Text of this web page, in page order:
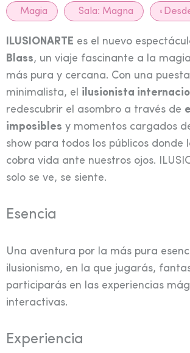
Magia Sala: Magna
ILUSIONARTE es el nuevo
Blass, un viaje fascinante a la
más pura y cercana. Con una
minimalista, el ilusionista
redescubrir el asombro a través de
imposibles y momentos cargados
show para todos los públicos donde
cobra vida ante nuestros ojos.
solo se ve, se siente.
Esencia
Una aventura por la más pura
ilusionismo, en la que jugarás,
participarás en las experiencias
interactivas.
Experiencia